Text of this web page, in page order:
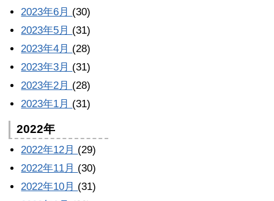
2023年6月 (30)
2023年5月 (31)
2023年4月 (28)
2023年3月 (31)
2023年2月 (28)
2023年1月 (31)
2022年
2022年12月 (29)
2022年11月 (30)
2022年10月 (31)